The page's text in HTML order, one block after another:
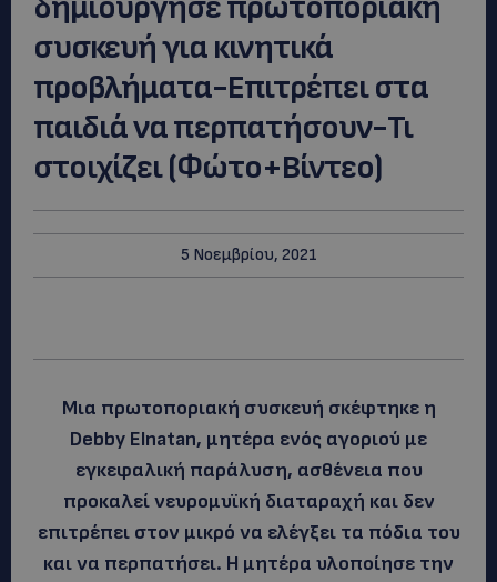
συσκευή για κινητικά
προβλήματα-Επιτρέπει στα
παιδιά να περπατήσουν-Τι
στοιχίζει (Φώτο+Βίντεο)
5 Νοεμβρίου, 2021
Μια πρωτοποριακή συσκευή σκέφτηκε η
Debby Elnatan, μητέρα ενός αγοριού με
εγκεφαλική παράλυση, ασθένεια που
προκαλεί νευρομυϊκή διαταραχή και δεν
επιτρέπει στον μικρό να ελέγξει τα πόδια του
και να περπατήσει. Η μητέρα υλοποίησε την